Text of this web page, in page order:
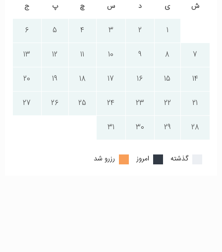
ش ی د س چ پ ج
1
2
3
4
5
6
7
8
9
10
11
12
13
14
15
16
17
18
19
20
21
22
23
24
25
26
27
28
29
30
31
گذشته امروز رزرو شد